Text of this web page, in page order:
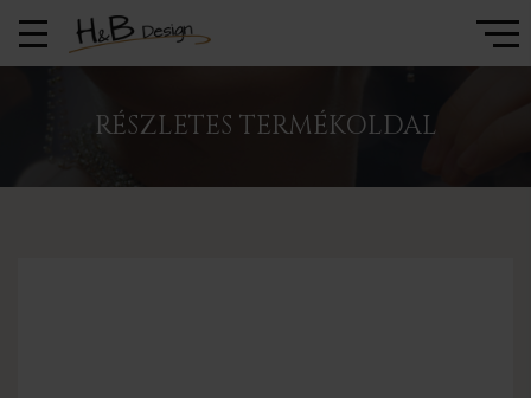
RÉSZLETES TERMÉKOLDAL